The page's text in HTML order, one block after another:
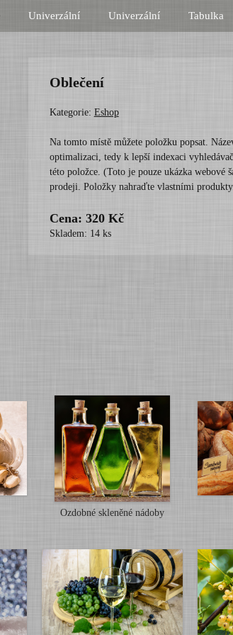
Univerzální Univerzální Tabulka
Oblečení
Kategorie: Eshop
Na tomto místě můžete položku popsat.
optimalizaci, tedy k lepší indexaci
této položce. (Toto je pouze ukázka webové
prodeji. Položky nahraďte vlastními
Cena: 320 Kč
Skladem: 14 ks
Ozdobné skleněné nádoby